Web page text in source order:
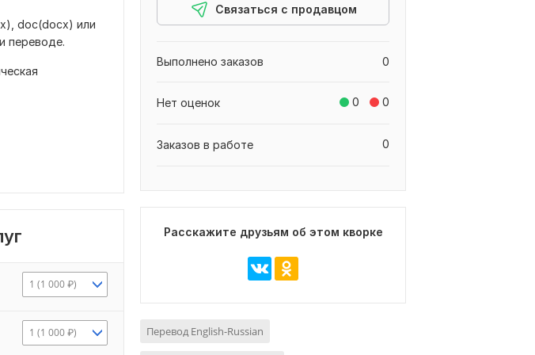
doc(docx) или
переводе.
1 (1 000 ₽)
1 (1 000 ₽)
Связаться с продавцом
0
Выполнено заказов
0 0
Нет оценок
0
Заказов в работе
Расскажите друзьям об этом кворке
Перевод English-Russian